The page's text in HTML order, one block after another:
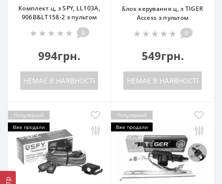
Комплект ц, з SPY, LL103A,
906B&LT158-2 з пультом
0
994грн.
НЕМАЄ В НАЯВНОСТІ
Блок керування ц, з TIGER
Access з пультом
0
549грн.
НЕМАЄ В НАЯВНОСТІ
Популярний
Вже продали
Популярний
Вже продали